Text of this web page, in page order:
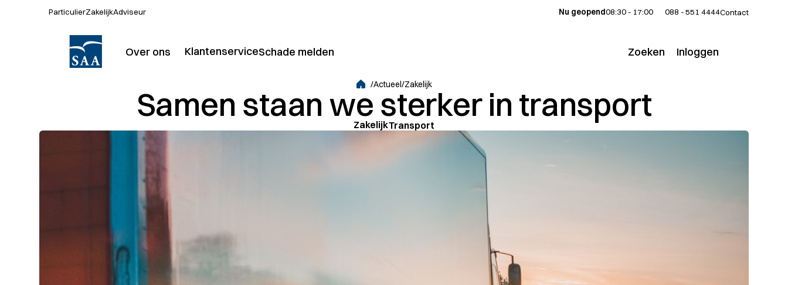
ParticulierZakelijkAdviseur Nu geopend08:30 - 17:00 088 - 551 4444Contact
Over ons
Kantoren
Actueel
Werken bij
KlantenserviceSchade melden
Grootzakelijk
Zoeken Inloggen
Voor adviseurs
/Actueel/Zakelijk
Samen staan we sterker in transport
ZakelijkTransport